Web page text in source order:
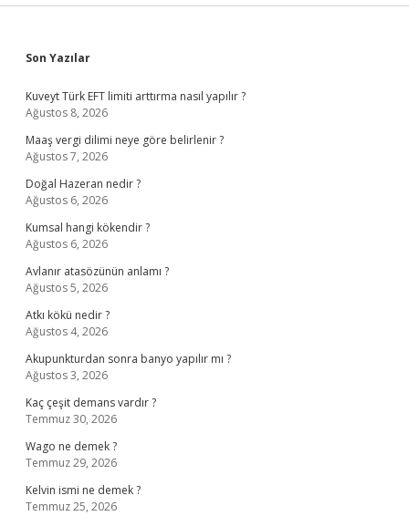
Sidebar
Son Yazılar
Kuveyt Türk EFT limiti arttırma nasıl yapılır ?
Ağustos 8, 2026
Maaş vergi dilimi neye göre belirlenir ?
Ağustos 7, 2026
Doğal Hazeran nedir ?
Ağustos 6, 2026
Kumsal hangi kökendir ?
Ağustos 6, 2026
Avlanır atasözünün anlamı ?
Ağustos 5, 2026
Atkı kökü nedir ?
Ağustos 4, 2026
Akupunkturdan sonra banyo yapılır mı ?
Ağustos 3, 2026
Kaç çeşit demans vardır ?
Temmuz 30, 2026
Wago ne demek ?
Temmuz 29, 2026
Kelvin ismi ne demek ?
Temmuz 25, 2026